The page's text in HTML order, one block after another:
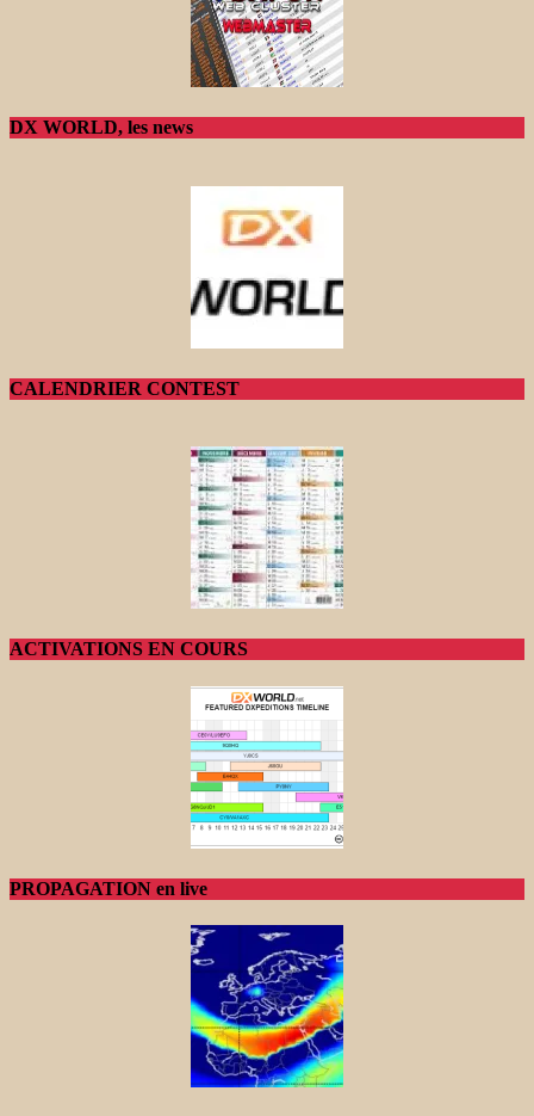
DX WORLD, les news
CALENDRIER CONTEST
ACTIVATIONS EN COURS
PROPAGATION en live